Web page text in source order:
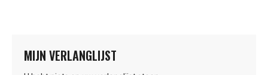
MIJN VERLANGLIJST